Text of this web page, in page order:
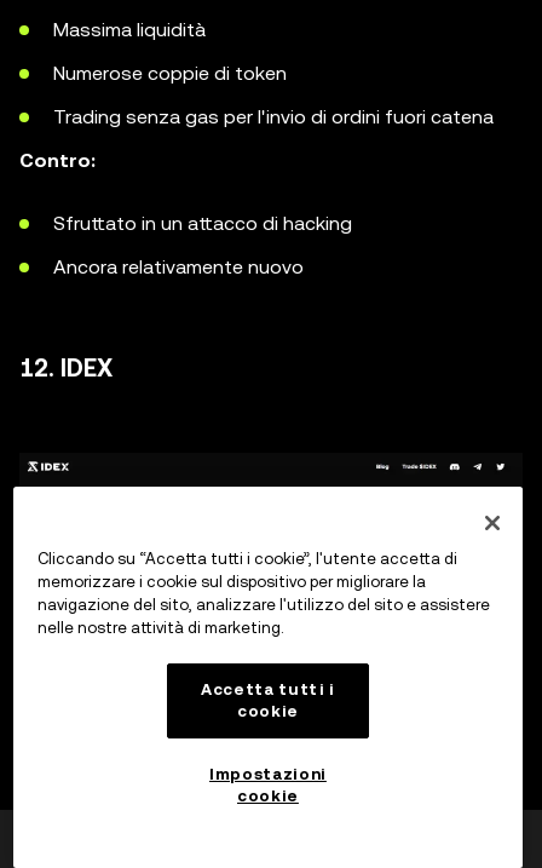
Massima liquidità
Numerose coppie di token
Trading senza gas per l'invio di ordini fuori catena
Contro:
Sfruttato in un attacco di hacking
Ancora relativamente nuovo
12. IDEX
A seguire c'è IDEX, che funziona anch'essa sulla rete
Ethereum. Si tratta di una piattaforma perfetta per i
trader attivi con un elevato volume di trading, in quanto
possono completare più operazioni
Cliccando su “Accetta tutti i cookie”, l'utente accetta di
memorizzare i cookie sul dispositivo per migliorare la
navigazione del sito, analizzare l'utilizzo del sito e assistere
nelle nostre attività di marketing.
Accetta tutti i
cookie
Impostazioni
cookie